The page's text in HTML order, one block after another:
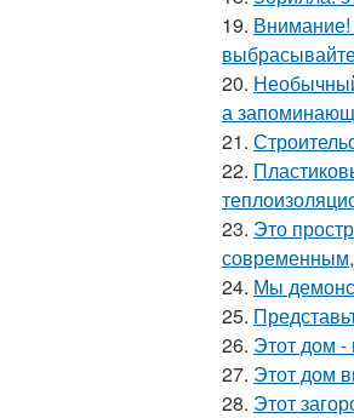
19. Внимание!
20.
а
21.
22.
23. Это
24. Мы
25.
26. Этот дом -
27. Этот дом
28. Этот